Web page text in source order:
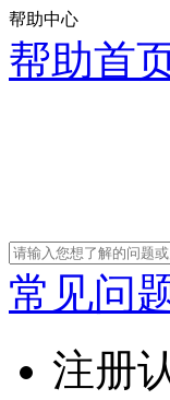
帮助中心
帮助首
常见问
注册